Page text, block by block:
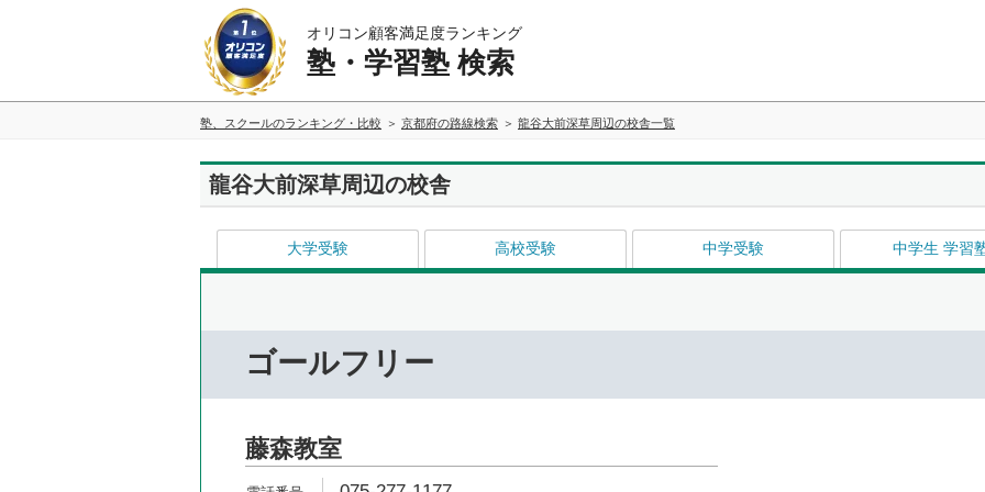
オリコン顧客満足度ランキング
塾・学習塾 検索
塾、スクールのランキング・比較 京都府の路線検索 龍谷大前深草周辺の校舎一覧
龍谷大前深草周辺の校舎
大学受験 高校受験 中学受験 中学生 学習
ゴールフリー
藤森教室